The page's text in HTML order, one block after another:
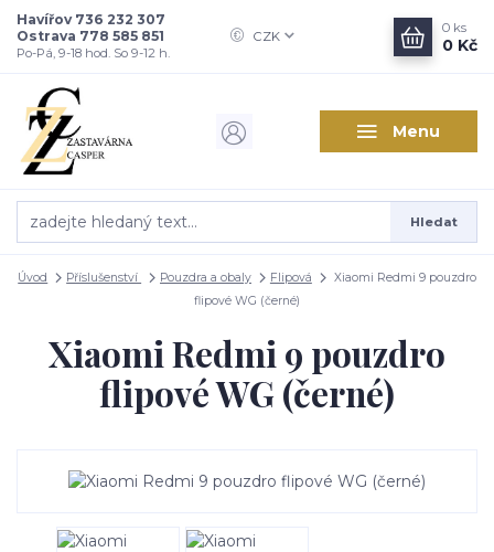
Menu
CZK
Hledat
Havířov 736 232 307
Ostrava 778 585 851
Po-Pá, 9-18 hod. So 9-12 h.
0 ks
0 Kč
Úvod Příslušenství Pouzdra a obaly Flipová
Xiaomi Redmi 9 pouzdro
flipové WG (černé)
Xiaomi Redmi 9 pouzdro
flipové WG (černé)